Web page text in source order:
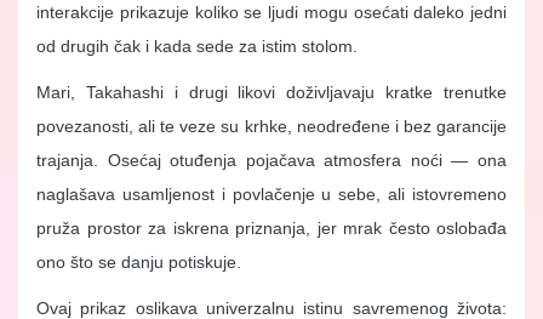
interakcije prikazuje koliko se ljudi mogu osećati daleko jedni
od drugih čak i kada sede za istim stolom.
Mari, Takahashi i drugi likovi doživljavaju kratke trenutke
povezanosti, ali te veze su krhke, neodređene i bez garancije
trajanja. Osećaj otuđenja pojačava atmosfera noći — ona
naglašava usamljenost i povlačenje u sebe, ali istovremeno
pruža prostor za iskrena priznanja, jer mrak često oslobađa
ono što se danju potiskuje.
Ovaj prikaz oslikava univerzalnu istinu savremenog života: